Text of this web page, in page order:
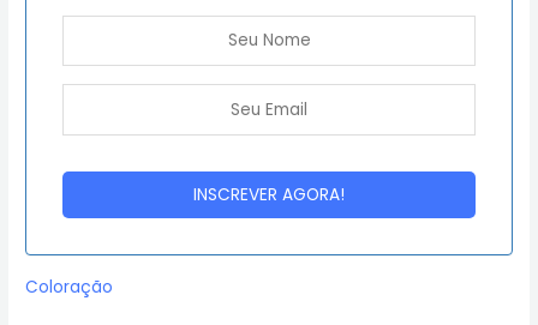
Coloração